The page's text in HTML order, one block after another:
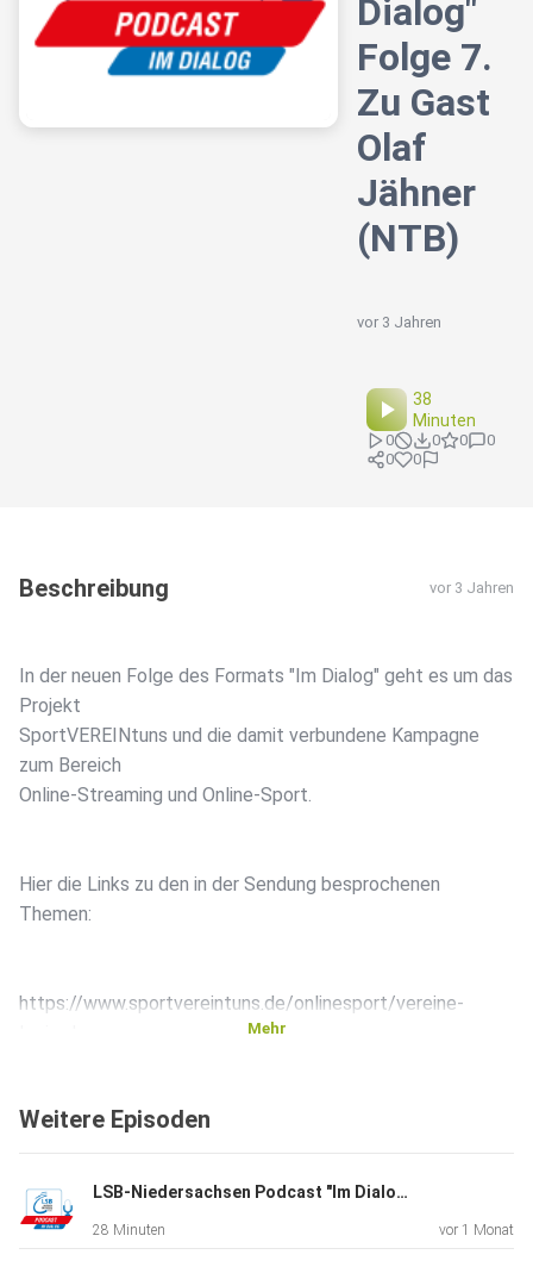
Dialog"
Folge 7.
Zu Gast
Olaf
Jähner
(NTB)
vor 3 Jahren
38
Minuten
0 0 0
0
0
0
Beschreibung vor 3 Jahren
In der neuen Folge des Formats "Im Dialog" geht es um das
Projekt
SportVEREINtuns und die damit verbundene Kampagne
zum Bereich
Online-Streaming und Online-Sport.
Hier die Links zu den in der Sendung besprochenen
Themen:
https://www.sportvereintuns.de/onlinesport/vereine-
https://www.lsb-niedersachsen.de/mitglieder/online-
https://www.sportvereintuns.de/trainerin/index.php
Mehr
Weitere Episoden
LSB-Niedersachsen Podcast "Im Dialog". Folge 29. Zu Gast: Isabell Nowak
28 Minuten vor 1 Monat